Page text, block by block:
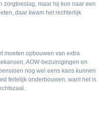
zorgtoeslag, maar hij kon naar een
daar kwam het rechterlijk
moeten opbouwen van extra
AOW-bezuinigingen en
nog wel eens kans kunnen
feitelijk onderbouwen, want het is